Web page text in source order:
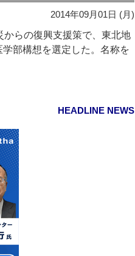
2014年09月01日 (月)
らの復興支援策で、東北地
部構想を選定した。名称を
HEADLINE NEWS